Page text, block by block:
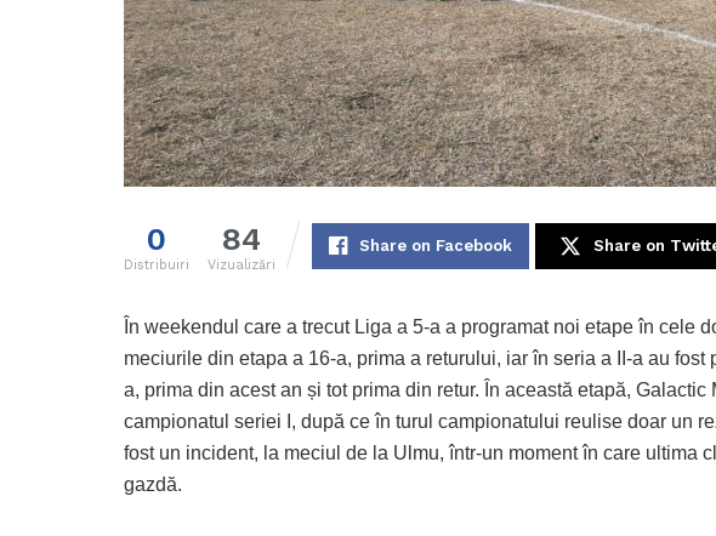
0
Distribuiri
84
Vizualizări
Share on Facebook Share on
În weekendul care a trecut Liga a 5-a a programat noi etape în cele
meciurile din etapa a 16-a, prima a returului, iar în seria a II-a au
a, prima din acest an și tot prima din retur. În această etapă,
campionatul seriei I, după ce în turul campionatului reulise doar un
fost un incident, la meciul de la Ulmu, într-un moment în care ultima
gazdă.